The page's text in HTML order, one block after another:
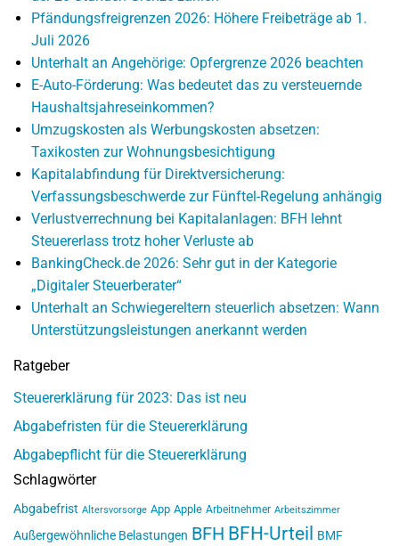
Pfändungsfreigrenzen 2026: Höhere Freibeträge ab 1.
Juli 2026
Unterhalt an Angehörige: Opfergrenze 2026 beachten
E-Auto-Förderung: Was bedeutet das zu versteuernde
Haushaltsjahreseinkommen?
Umzugskosten als Werbungskosten absetzen:
Taxikosten zur Wohnungsbesichtigung
Kapitalabfindung für Direktversicherung:
Verfassungsbeschwerde zur Fünftel-Regelung anhängig
Verlustverrechnung bei Kapitalanlagen: BFH lehnt
Steuererlass trotz hoher Verluste ab
BankingCheck.de 2026: Sehr gut in der Kategorie
„Digitaler Steuerberater“
Unterhalt an Schwiegereltern steuerlich absetzen: Wann
Unterstützungsleistungen anerkannt werden
Ratgeber
Steuererklärung für 2023: Das ist neu
Abgabefristen für die Steuererklärung
Abgabepflicht für die Steuererklärung
Schlagwörter
Abgabefrist Altersvorsorge App Apple Arbeitnehmer Arbeitszimmer
Außergewöhnliche Belastungen BFH BFH-Urteil BMF